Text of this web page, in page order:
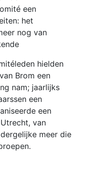
een
het
nog van
hielden
Brom een
nam; jaarlijks
een
een
van
meer die